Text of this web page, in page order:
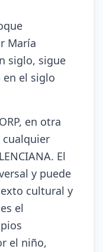
María
siglo, sigue
en el siglo
en otra
cualquier
El
y puede
cultural y
el
el niño,